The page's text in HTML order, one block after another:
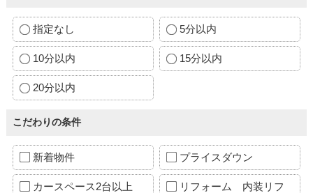
指定なし 5分以内
10分以内 15分以内
20分以内
こだわりの条件
新着物件 プライスダウン
カースペース2台以上
リフォーム 内装リフ